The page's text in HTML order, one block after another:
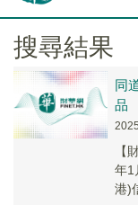
搜尋結果
同
品
【
年1
港)